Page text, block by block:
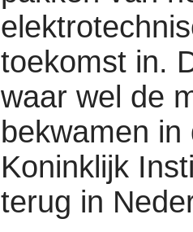
toekomst in.
waar wel de
bekwamen
Koninklijk
terug in